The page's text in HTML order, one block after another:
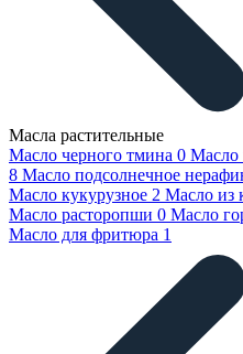
Масла растительные
Масло черного тмина 0 Масло
8 Масло подсолнечное
Масло кукурузное 2 Масло из
Масло расторопши 0 Масло
Масло для фритюра 1